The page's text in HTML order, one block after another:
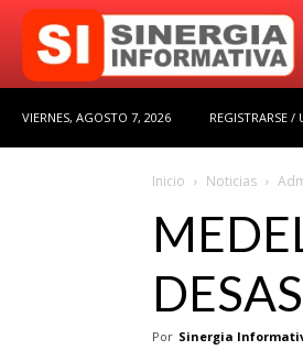
VIERNES, AGOSTO 7, 2026 REGISTRARSE /
Inicio Noticias
Por Sinergia